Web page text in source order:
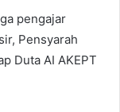
pengajar
Pensyarah
Duta AI AKEPT